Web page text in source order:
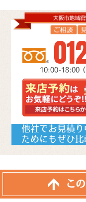
10:00-18:00（
他社でお見積
ためにもぜひ比
こ